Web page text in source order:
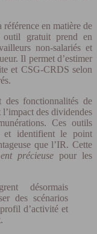
en matière de
outil gratuit prend en
non-salariés et
Il permet d’estimer
et CSG-CRDS selon
des fonctionnalités de
des dividendes
Ces outils
et identifient le point
que l’IR. Cette
précieuse pour les
des scénarios
d’activité et